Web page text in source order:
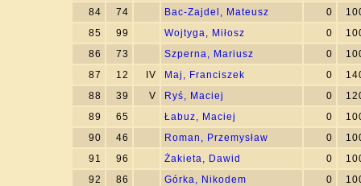
84
74 Bac-Zajdel, Mateusz 0
85
99 Wojtyga, Miłosz 0
86
73 Szperna, Mariusz 0
87
12 IV Maj, Franciszek 0
88
39 V Ryś, Maciej 0
89
65 Łabuz, Maciej 0
90
46 Roman, Przemysław 0
91
96 Żakieta, Dawid 0
92
86 Górka, Nikodem 0